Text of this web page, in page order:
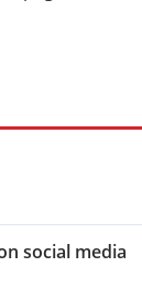
social media